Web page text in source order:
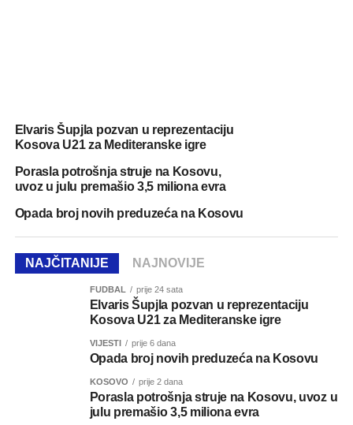
Elvaris Šupjla pozvan u reprezentaciju
Kosova U21 za Mediteranske igre
Porasla potrošnja struje na Kosovu,
uvoz u julu premašio 3,5 miliona evra
Opada broj novih preduzeća na Kosovu
NAJČITANIJE NAJNOVIJE
FUDBAL prije 24 sata
Elvaris Šupjla pozvan u reprezentaciju
Kosova U21 za Mediteranske igre
VIJESTI prije 6 dana
Opada broj novih preduzeća na Kosovu
KOSOVO prije 2 dana
Porasla potrošnja struje na Kosovu, uvoz u
julu premašio 3,5 miliona evra